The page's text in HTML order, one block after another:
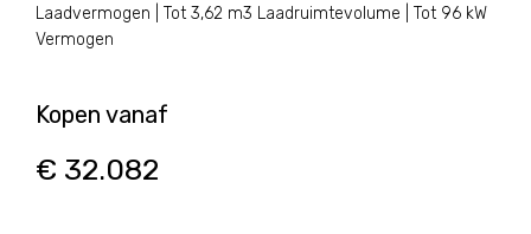
Laadvermogen | Tot 3,62 m3 Laadruimtevolume | Tot 96 kW
Vermogen
Kopen vanaf
€ 32.082